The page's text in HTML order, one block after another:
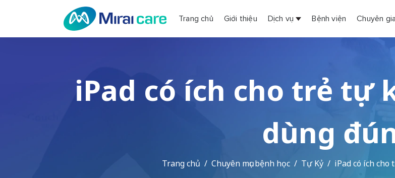
Trang chủ Giới thiệu Dịch vụ Bệnh viện Chuyên gia
iPad có ích cho trẻ tự
dùng
Trang chủ Chuyên mục bệnh học Tự Kỷ iPad có ích cho